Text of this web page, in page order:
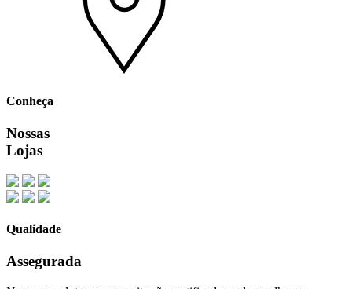
Conheça
Nossas
Lojas
Qualidade
Assegurada